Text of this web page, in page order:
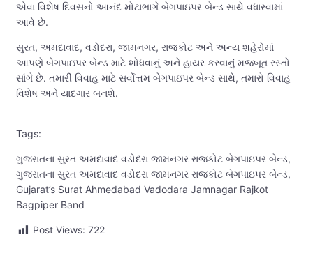
એવા વિશેષ દિવસનો આનંદ મોટાભાગે બેગપાઇપર બેન્ડ સાથે વધારવામાં
આવે છે.
સુરત, અમદાવાદ, વડોદરા, જામનગર, રાજકોટ અને અન્ય શહેરોમાં
આપણે બેગપાઇપર બેન્ડ માટે શોધવાનું અને હાયર કરવાનું મજબૂત રસ્તો
સાંગે છે. તમારી વિવાહ માટે સર્વોત્તમ બેગપાઇપર બેન્ડ સાથે, તમારો વિવાહ
વિશેષ અને યાદગાર બનશે.
Tags:
ગુજરાતના સુરત અમદાવાદ વડોદરા જામનગર રાજકોટ બેગપાઇપર બેન્ડ,
ગુજરાતના સુરત અમદાવાદ વડોદરા જામનગર રાજકોટ બેગપાઇપર બેન્ડ,
Gujarat’s Surat Ahmedabad Vadodara Jamnagar Rajkot
Bagpiper Band
Post Views: 722